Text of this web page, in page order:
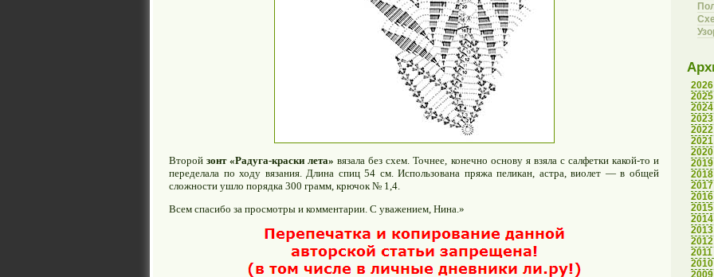
Второйзонт «Радуга-краски лета» вязала без схем. Точнее, конечно основу я взяла с салфетки какой-то и
переделала по ходу вязания. Длина спиц 54 см. Использована пряжа пеликан, астра, виолет — в общей
сложности ушло порядка 300 грамм, крючок № 1,4.
Всем спасибо за просмотры и комментарии. С уважением, Нина.»